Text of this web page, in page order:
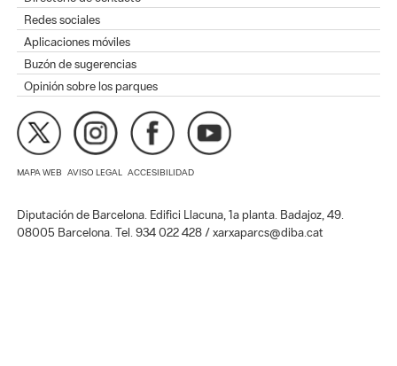
Redes sociales
Aplicaciones móviles
Buzón de sugerencias
Opinión sobre los parques
MAPA WEB AVISO LEGAL ACCESIBILIDAD
Diputación de Barcelona. Edifici Llacuna, 1a planta. Badajoz, 49.
08005 Barcelona. Tel. 934 022 428 / xarxaparcs@diba.cat